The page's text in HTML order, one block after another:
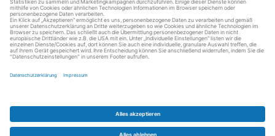
Weitere Informationen
FAQ - häufig gestellte Fragen
Partner werden
Über uns
Datenschutz
Barrierefreiheit
Partnerportal